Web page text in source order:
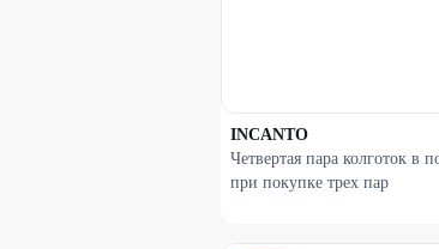
INCANTO
Четвертая пара колготок в
при покупке трех пар